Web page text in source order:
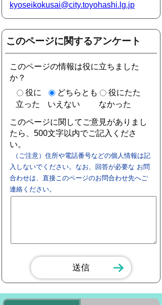
kyoseikokusai@city.toyohashi.lg.jp
このページに関するアンケート
このページの情報は役に立ちました
か？
役に
立った
どちらとも
いえない
役にたた
なかった
このページに関してご意見がありまし
たら、500文字以内でご記入くださ
い。
（ご注意）住所や電話番号などの個人情報は記
入しないでください。なお、回答が必要な お問
合わせは、直接このページのお問合わせ先へご
連絡ください。